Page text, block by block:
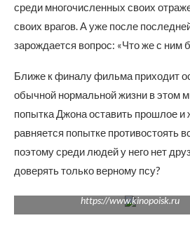
среди многочисленных своих
своих врагов. А уже после
зарождается вопрос: «Что же с ним
Ближе к финалу фильма приходит
обычной нормальной жизни в этом
попытка Джона оставить прошлое
равняется попытке противостоять
поэтому среди людей у него нет
доверять только верному псу?
https://www.kinopoisk.ru